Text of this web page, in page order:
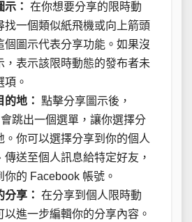
： 在你想要分享的限時動
找一個類似紙飛機或向上箭頭
個圖示代表分享功能。如果沒
，表示該限時動態的發布者未
項。
地： 點擊分享圖示後，
會跳出一個選單，讓你選擇分
。你可以選擇分享到你的個人
傳送至個人訊息給特定好友，
你的 Facebook 帳號。
享： 在分享到個人限時動
以進一步編輯你的分享內容。